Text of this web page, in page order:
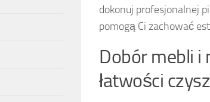
dokonuj profesjonalnej
pomogą Ci zachować
Dobór mebli i
łatwości